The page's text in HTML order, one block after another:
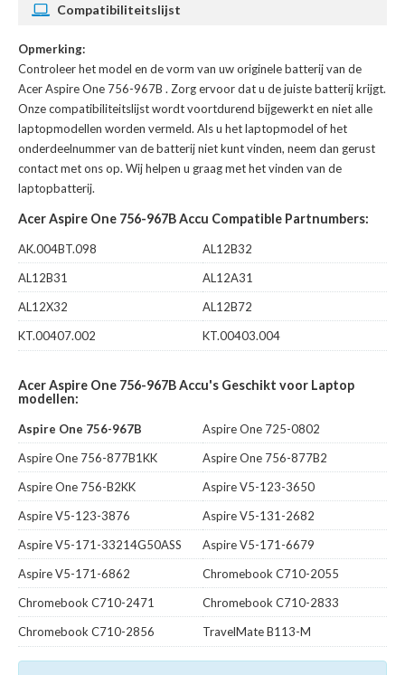
Compatibiliteitslijst
Opmerking:
Controleer het model en de vorm van uw originele batterij van de
Acer Aspire One 756-967B . Zorg ervoor dat u de juiste batterij krijgt.
Onze compatibiliteitslijst wordt voortdurend bijgewerkt en niet alle
laptopmodellen worden vermeld. Als u het laptopmodel of het
onderdeelnummer van de batterij niet kunt vinden, neem dan gerust
contact met ons op. Wij helpen u graag met het vinden van de
laptopbatterij.
Acer Aspire One 756-967B Accu Compatible Partnumbers:
AK.004BT.098
AL12B32
AL12B31
AL12A31
AL12X32
AL12B72
KT.00407.002
KT.00403.004
Acer Aspire One 756-967B Accu's Geschikt voor Laptop
modellen:
Aspire One 756-967B
Aspire One 725-0802
Aspire One 756-877B1KK
Aspire One 756-877B2
Aspire One 756-B2KK
Aspire V5-123-3650
Aspire V5-123-3876
Aspire V5-131-2682
Aspire V5-171-33214G50ASS
Aspire V5-171-6679
Aspire V5-171-6862
Chromebook C710-2055
Chromebook C710-2471
Chromebook C710-2833
Chromebook C710-2856
TravelMate B113-M